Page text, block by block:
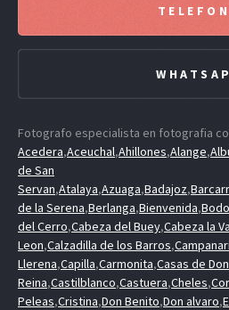
Fotografo especialista en fotografia
Acedera,Aceuchal,Ahillones,Alange,
de San
Servan,Atalaya,Azuaga,Badajoz,
de la Serena,Berlanga,Bienvenida,
del Cerro,Cabeza del Buey,Cabeza la
Leon,Calzadilla de los Barros,
Llerena,Capilla,Carmonita,Casas de
Reina,Castilblanco,Castuera,Cheles,
Peleas,Cristina,Don Benito,Don alvaro,